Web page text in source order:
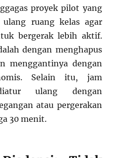
proyek pilot yang
ulang ruang kelas agar
bergerak lebih aktif.
dengan menghapus
menggantinya dengan
Selain itu, jam
ulang dengan
atau pergerakan
30 menit.